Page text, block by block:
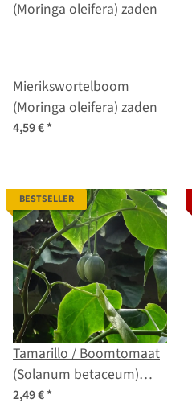
Mierikswortelboom
(Moringa oleifera) zaden
4,59 €*
BESTSELLER
Tamarillo / Boomtomaat
(Solanum betaceum)
zaden
2,49 €*